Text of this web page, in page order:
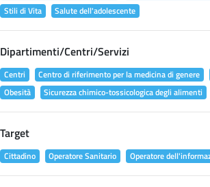
Stili di Vita
Salute dell'adolescente
Dipartimenti/Centri/Servizi
Centri Centro di riferimento per la medicina di genere
Obesità
Sicurezza chimico-tossicologica degli alimenti
Target
Cittadino Operatore Sanitario Operatore